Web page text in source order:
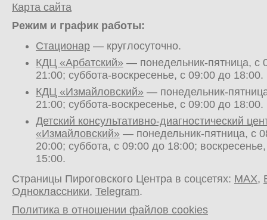
Карта сайта
Режим и график работы:
Стационар — круглосуточно.
КДЦ «Арбатский» — понедельник-пятница, с
21:00; суббота-воскресенье, с 09:00 до 18:00.
КДЦ «Измайловский» — понедельник-
21:00; суббота-воскресенье, с 09:00 до 18:00.
Детский консультативно-диагностический
«Измайловский» — понедельник-пятница, с
20:00; суббота, с 09:00 до 18:00;
15:00.
Страницы Пироговского Центра в соцсетях: MAX,
Одноклассники, Telegram.
Политика в отношении файлов cookies